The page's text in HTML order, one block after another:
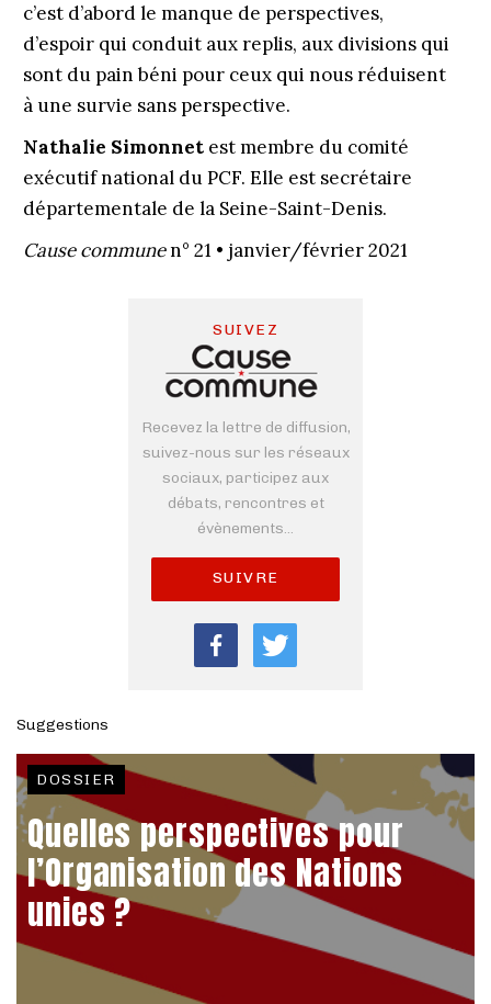
c’est d’abord le manque de perspectives,
d’espoir qui conduit aux replis, aux divisions qui
sont du pain béni pour ceux qui nous réduisent
à une survie sans perspective.
Nathalie Simonnetest membre du comité
exécutif national du PCF. Elle est secrétaire
départementale de la Seine-Saint-Denis.
Cause communen° 21 • janvier/février 2021
SUIVEZ
Recevez la lettre de diffusion,
suivez-nous sur les réseaux
sociaux, participez aux
débats, rencontres et
évènements...
SUIVRE
Suggestions
DOSSIER
Quelles perspectives pour
l’Organisation des Nations
unies ?